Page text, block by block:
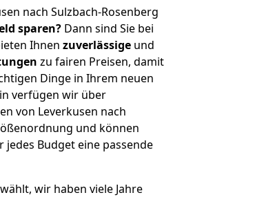
nach Sulzbach-Rosenberg
sparen? Dann sind Sie bei
Ihnen zuverlässige und
zu fairen Preisen, damit
Dinge in Ihrem neuen
verfügen wir über
von Leverkusen nach
und können
Budget eine passende
wir haben viele Jahre